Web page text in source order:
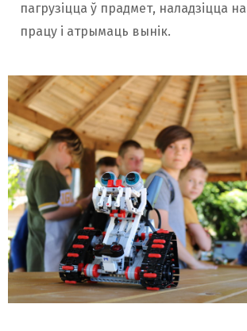
пагрузіцца ў прадмет, наладзіцца
працу і атрымаць вынік.